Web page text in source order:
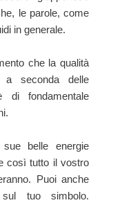
le parole, come
in generale.
che la qualità
a seconda delle
di fondamentale
belle energie
così tutto il vostro
Puoi anche
tuo simbolo.